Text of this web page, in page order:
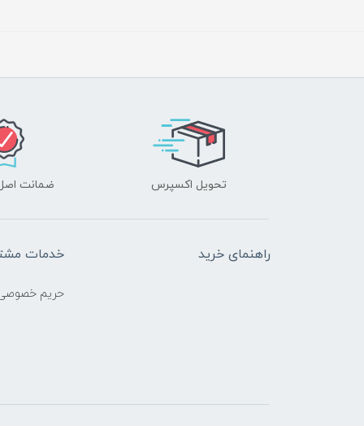
تحویل اکسپرس ضمانت
راهنمای خرید خدمات
حریم